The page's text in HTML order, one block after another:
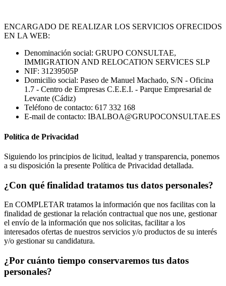
ENCARGADO DE REALIZAR LOS SERVICIOS OFRECIDOS
EN LA WEB:
Denominación social: GRUPO CONSULTAE,
IMMIGRATION AND RELOCATION SERVICES SLP
NIF: 31239505P
Domicilio social: Paseo de Manuel Machado, S/N - Oficina
1.7 - Centro de Empresas C.E.E.I. - Parque Empresarial de
Levante (Cádiz)
Teléfono de contacto: 617 332 168
E-mail de contacto: IBALBOA@GRUPOCONSULTAE.ES
Política de Privacidad
Siguiendo los principios de licitud, lealtad y transparencia, ponemos
a su disposición la presente Política de Privacidad detallada.
¿Con qué finalidad tratamos tus datos personales?
En COMPLETAR tratamos la información que nos facilitas con la
finalidad de gestionar la relación contractual que nos une, gestionar
el envío de la información que nos solicitas, facilitar a los
interesados ofertas de nuestros servicios y/o productos de su interés
y/o gestionar su candidatura.
¿Por cuánto tiempo conservaremos tus datos
personales?